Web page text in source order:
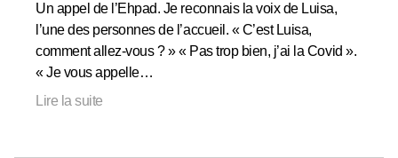
Un appel de l’Ehpad. Je reconnais la voix de Luisa,
l’une des personnes de l’accueil. « C’est Luisa,
comment allez-vous ? » « Pas trop bien, j’ai la Covid ».
« Je vous appelle…
Lire la suite